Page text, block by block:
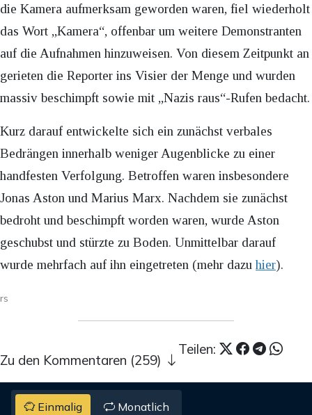
die Kamera aufmerksam geworden waren, fiel wiederholt
das Wort „Kamera“, offenbar um weitere Demonstranten
auf die Aufnahmen hinzuweisen. Von diesem Zeitpunkt an
gerieten die Reporter ins Visier der Menge und wurden
massiv beschimpft sowie mit „Nazis raus“-Rufen bedacht.
Kurz darauf entwickelte sich ein zunächst verbales
Bedrängen innerhalb weniger Augenblicke zu einer
handfesten Verfolgung. Betroffen waren insbesondere
Jonas Aston und Marius Marx. Nachdem sie zunächst
bedroht und beschimpft worden waren, wurde Aston
geschubst und stürzte zu Boden. Unmittelbar darauf
wurde mehrfach auf ihn eingetreten (mehr dazuhier).
rs
Teilen:
Zu den Kommentaren (259)
Einmalig Monatlich